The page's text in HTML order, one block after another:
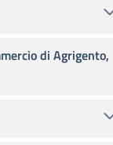
di Agrigento,